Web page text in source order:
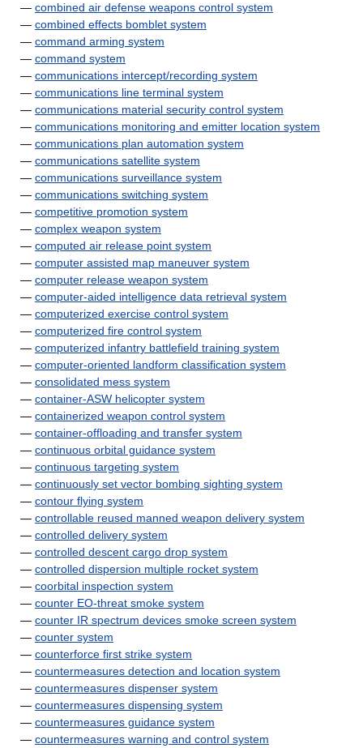
— combined air defense weapons control system
— combined effects bomblet system
— command arming system
— command system
— communications intercept/recording system
— communications line terminal system
— communications material security control system
— communications monitoring and emitter location system
— communications plan automation system
— communications satellite system
— communications surveillance system
— communications switching system
— competitive promotion system
— complex weapon system
— computed air release point system
— computer assisted map maneuver system
— computer release weapon system
— computer-aided intelligence data retrieval system
— computerized exercise control system
— computerized fire control system
— computerized infantry battlefield training system
— computer-oriented landform classification system
— consolidated mess system
— container-ASW helicopter system
— containerized weapon control system
— container-offloading and transfer system
— continuous orbital guidance system
— continuous targeting system
— continuously set vector bombing sighting system
— contour flying system
— controllable reused manned weapon delivery system
— controlled delivery system
— controlled descent cargo drop system
— controlled dispersion multiple rocket system
— coorbital inspection system
— counter EO-threat smoke system
— counter IR spectrum devices smoke screen system
— counter system
— counterforce first strike system
— countermeasures detection and location system
— countermeasures dispenser system
— countermeasures dispensing system
— countermeasures guidance system
— countermeasures warning and control system